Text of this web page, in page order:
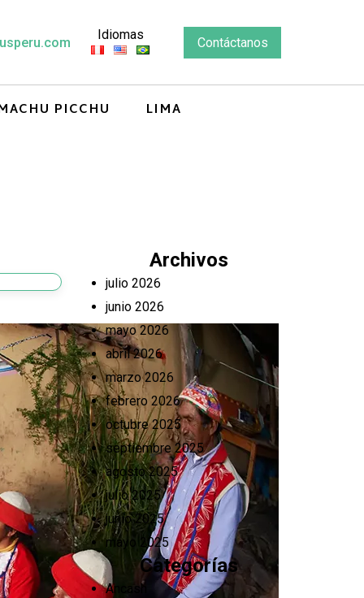
Idiomas Contáctanos
PICCHU LIMA
Archivos
julio 2026
junio 2026
mayo 2026
abril 2026
marzo 2026
febrero 2026
octubre 2025
septiembre 2025
agosto 2025
julio 2025
junio 2025
mayo 2025
Categorías
Ancash